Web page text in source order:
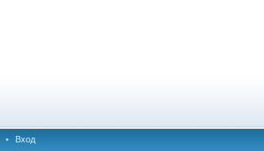
• Вход